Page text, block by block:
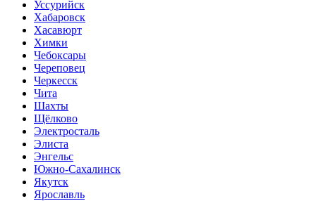
Уссурийск
Хабаровск
Хасавюрт
Химки
Чебоксары
Череповец
Черкесск
Чита
Шахты
Щёлково
Электросталь
Элиста
Энгельс
Южно-Сахалинск
Якутск
Ярославль